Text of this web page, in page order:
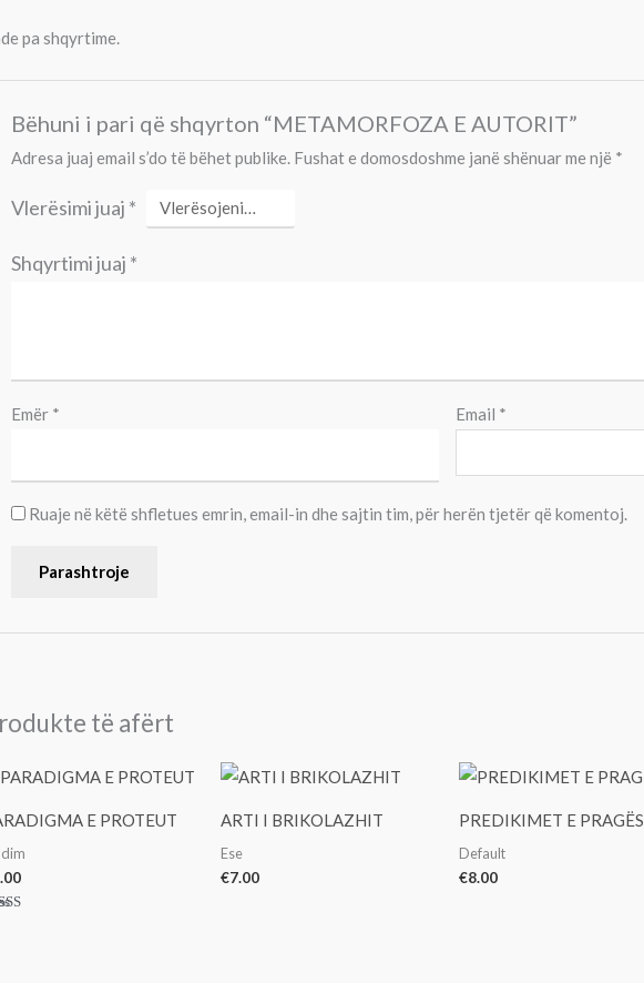
pa shqyrtime.
Bëhuni i pari që shqyrton “METAMORFOZA E AUTORIT”
Adresa juaj email s’do të bëhet publike. Fushat e domosdoshme janë shënuar me një *
Vlerësimi juaj *
Shqyrtimi juaj *
Emër * Email *
Ruaje në këtë shfletues emrin, email-in dhe sajtin tim, për herën tjetër që komentoj.
të afërt
E PROTEUT ARTI I BRIKOLAZHIT
Ese
€7.00
PREDIKIMET E PRAGËS
Default
€8.00